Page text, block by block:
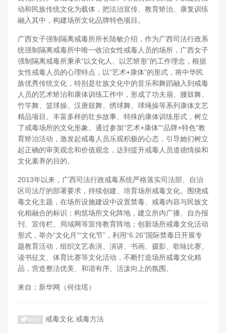
动和民族传统文化为载体，把法治宣传、教育矫治、康复训练
融入其中，构建场所文化品牌特色项目。
广西女子强制隔离戒毒所所长陆敏介绍，作为广西司法行政系
统强制隔离戒毒所中唯一收治女性戒毒人员的场所，广西女子
强制隔离戒毒所秉承“以文化人、以艺矫形”的工作理念，根据
女性戒毒人员的心理特点，以“艺术+康体”的形式，将中华民
族优秀传统文化，特别是壮族文化中的音乐和舞蹈融入到戒毒
人员的艺术矫治和康体训练工作中，形成了功夫扇、腰鼓舞、
竹竿舞、篮球操、汉唐鼓舞、绣球舞、球绳操等系列康体文艺
精品项目。丰富多样的壮乡故事、特殊的康体训练形式，树立
了戒毒场所的文化形象。通过参加“艺术+康体”“品牌+特色”教
育矫治活动，激发起戒毒人员乐观积极的心态，引导她们树立
起正确的审美观念和价值观念，达到提升戒毒人员道德情操和
文化素养的目的。
2013年以来，广西司法行政戒毒系统严格落实司法部、自治
区司法厅的部署要求，持续创建、培育场所戒毒文化。围绕戒
毒文化主题，在场所设施建设中设置禁毒、戒毒内容与民族文
化相融合的标识；构筑场所文化阵地，建立所内广播、自办报
刊、宣传栏、局域网等宣传教育阵地；创新场所戒毒文化活动
形式，举办“文化月”“文化节”，利用“6.26”国际禁毒日开展专
题教育活动，组织文艺表演、演讲、书画、摄影、歌咏比赛、
读书征文、体育比赛等文化活动，不断打造场所戒毒文化精
品，营造整洁优美、和谐有序、活泼向上的氛围。
来自： 新华网（何佳瑶）
TAGS 戒毒文化 戒毒方法